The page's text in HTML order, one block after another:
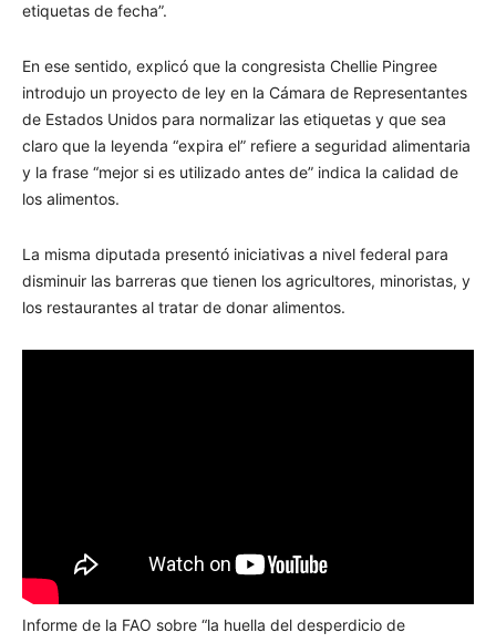
etiquetas de fecha”.
En ese sentido, explicó que la congresista Chellie Pingree
introdujo un proyecto de ley en la Cámara de Representantes
de Estados Unidos para normalizar las etiquetas y que sea
claro que la leyenda “expira el” refiere a seguridad alimentaria
y la frase “mejor si es utilizado antes de” indica la calidad de
los alimentos.
La misma diputada presentó iniciativas a nivel federal para
disminuir las barreras que tienen los agricultores, minoristas, y
los restaurantes al tratar de donar alimentos.
Informe de la FAO sobre “la huella del desperdicio de